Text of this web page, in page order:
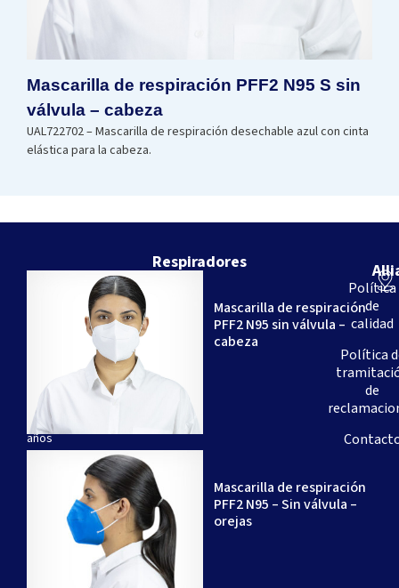
Mascarilla de respiración PFF2 N95 S sin
válvula – cabeza
UAL722702 – Mascarilla de respiración desechable azul con cinta
elástica para la cabeza.
más
20
años
experiencia
especializada
Respiradores
Mascarilla de respiración
PFF2 N95 sin válvula –
cabeza
Mascarilla de respiración
PFF2 N95 – Sin válvula –
orejas
Política
de
calidad
Política
de